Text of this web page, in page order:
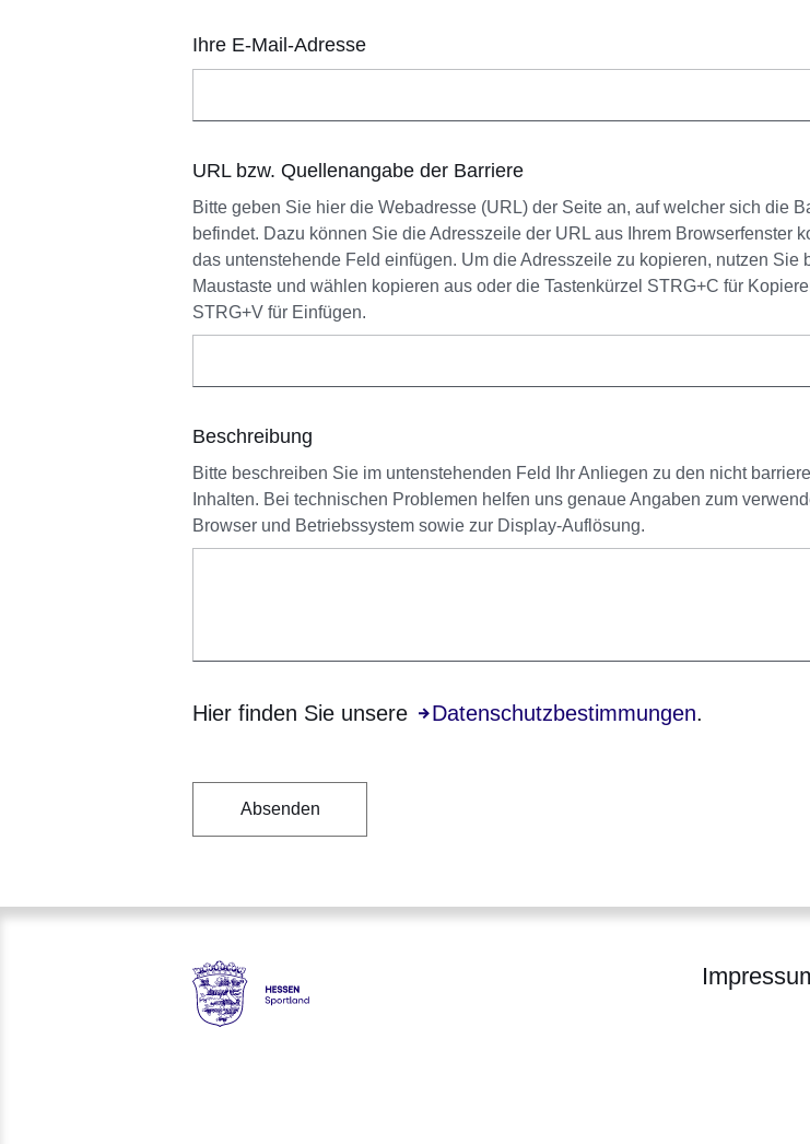
Ihre E-Mail-Adresse
URL bzw. Quellenangabe der Barriere
Bitte geben Sie hier die Webadresse (URL) der Seite an, auf welcher sich die
befindet. Dazu können Sie die Adresszeile der URL aus Ihrem Browserfenster
das untenstehende Feld einfügen. Um die Adresszeile zu kopieren, nutzen Sie
Maustaste und wählen kopieren aus oder die Tastenkürzel STRG+C für
STRG+V für Einfügen.
Beschreibung
Bitte beschreiben Sie im untenstehenden Feld Ihr Anliegen zu den nicht
Inhalten. Bei technischen Problemen helfen uns genaue Angaben zum
Browser und Betriebssystem sowie zur Display-Auflösung.
Hier finden Sie unsere Datenschutzbestimmungen
Öffnet sich in einem neuen Fenster
.